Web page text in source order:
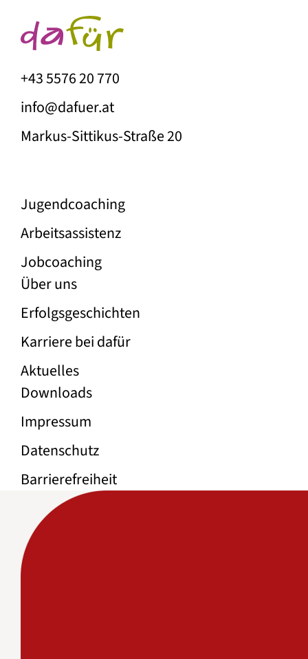
+43 5576 20 770
info@dafuer.at
Markus-Sittikus-Straße 20
Unser Angebot
Jugend­coaching
Arbeitsassistenz
Jobcoaching
Über die Firma Dafür
Über uns
Erfolgs­geschichten
Karriere bei dafür
Aktuelles
Rechtliche Links
Downloads
Impressum
Datenschutz
Barrierefreiheit